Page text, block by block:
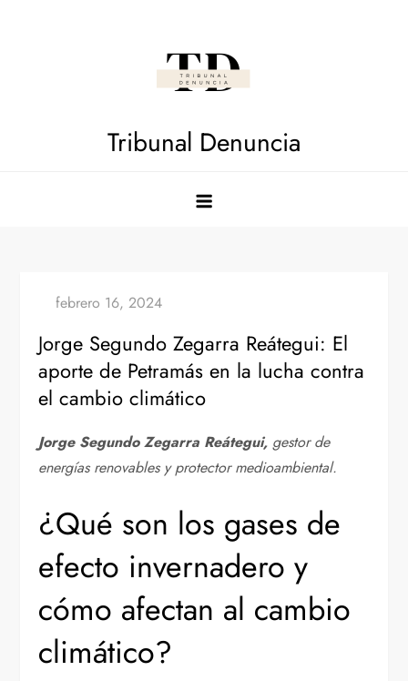
Tribunal Denuncia
Jorge Segundo Zegarra Reátegui: El
aporte de Petramás en la lucha contra
el cambio climático
Jorge Segundo Zegarra Reátegui, gestor de
energías renovables y protector medioambiental.
¿Qué son los gases de
efecto invernadero y
cómo afectan al cambio
climático?